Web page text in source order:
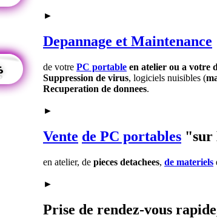
►
Depannage et Maintenance
de votre PC portable en atelier ou a votre
Suppression de virus, logiciels nuisibles (
Recuperation de donnees.
►
Vente de PC portables "sur
en atelier, de pieces detachees, de materiels
►
Prise de rendez-vous